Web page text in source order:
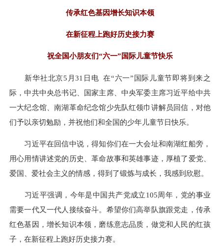
传承红色基因增长知识本领
在新征程上跑好历史接力赛
祝全国小朋友们“六一”国际儿童节快乐
新华社北京5月31日电 在“六一”国际儿童节即将到来之
际，中共中央总书记、国家主席、中央军委主席习近平给中共
一大纪念馆、南湖革命纪念馆少先队红领巾讲解员回信，对他
们予以亲切勉励，并祝他们和全国的少年儿童节日快乐。
习近平在回信中说，得知你们在一大会址和南湖红船旁，
用心用情讲述党的历史、革命故事和英雄事迹，厚植了爱党、
爱国、爱社会主义的情感，得到了锻炼与成长，我感到欣慰。
习近平强调，今年是中国共产党成立105周年，党的事业
需要一代又一代人接续奋斗。希望你们高举队旗跟党走，传承
红色基因，增长知识本领，磨练意志品质，做党和人民的红孩
子，在新征程上跑好历史接力赛。